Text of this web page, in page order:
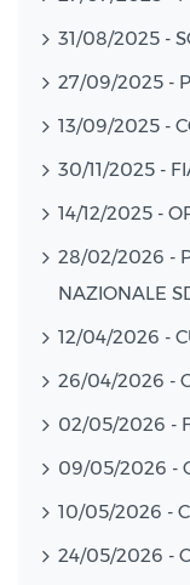
31/08/2025 -
27/09/2025 -
13/09/2025 -
30/11/2025 -
14/12/2025 -
28/02/2026 -
NAZIONALE
12/04/2026 -
26/04/2026 -
02/05/2026 -
09/05/2026 -
10/05/2026 -
24/05/2026 -